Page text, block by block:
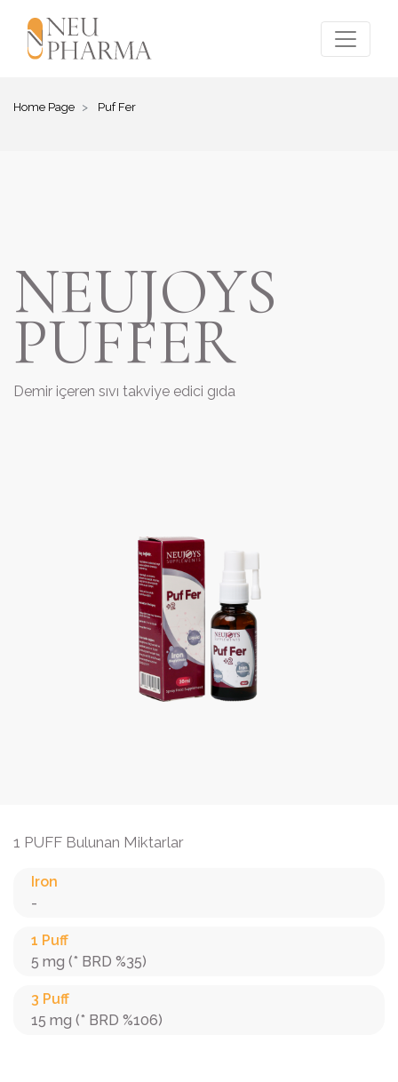
Home Page Puf Fer
NEUJOYS
PUFFER
Demir içeren sıvı takviye edici gıda
1 PUFF Bulunan Miktarlar
Iron
-
1 Puff
5 mg (* BRD %35)
3 Puff
15 mg (* BRD %106)